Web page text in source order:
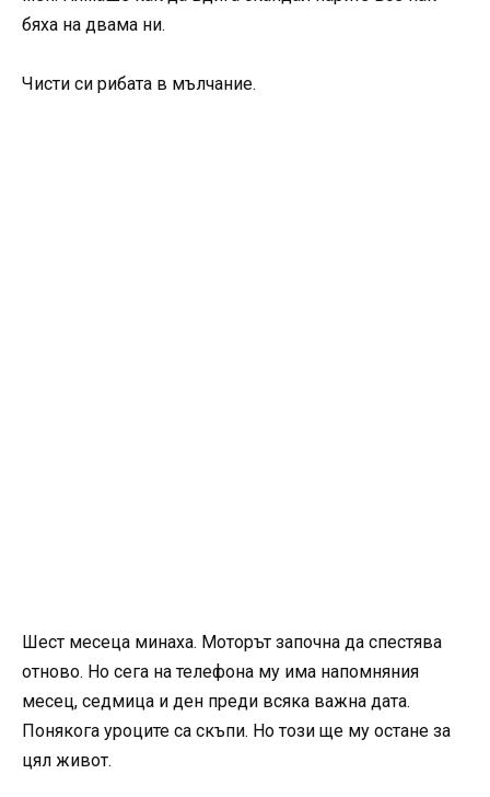
бяха на двама ни.
Чисти си рибата в мълчание.
Шест месеца минаха. Моторът започна да спестява
отново. Но сега на телефона му има напомняния
месец, седмица и ден преди всяка важна дата.
Понякога уроците са скъпи. Но този ще му остане за
цял живот.